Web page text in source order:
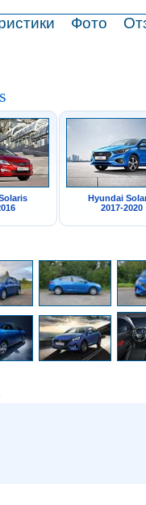
ПРОДАЖАФото
Hyundai
2017-2020